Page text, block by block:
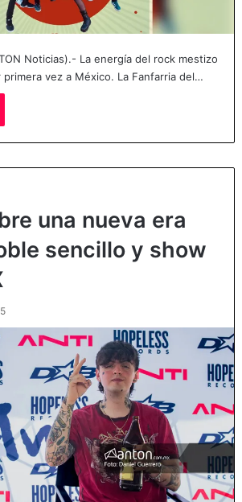
Noticias).- La energía del rock mestizo
vez a México. La Fanfarria del…
una nueva era
sencillo y show